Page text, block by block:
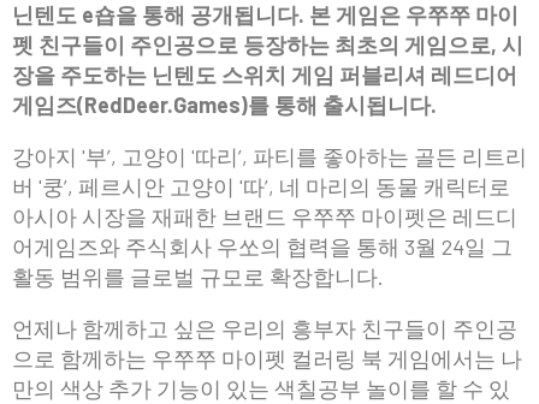
닌텐도 e숍을 통해 공개됩니다. 본 게임은 우쭈쭈 마이
펫 친구들이 주인공으로 등장하는 최초의 게임으로, 시
장을 주도하는 닌텐도 스위치 게임 퍼블리셔 레드디어
게임즈(RedDeer.Games)를 통해 출시됩니다.
강아지 '부’, 고양이 '따리’, 파티를 좋아하는 골든 리트리
버 '쿵’, 페르시안 고양이 '따’, 네 마리의 동물 캐릭터로
아시아 시장을 재패한 브랜드 우쭈쭈 마이펫은 레드디
어게임즈와 주식회사 우쏘의 협력을 통해 3월 24일 그
활동 범위를 글로벌 규모로 확장합니다.
언제나 함께하고 싶은 우리의 흥부자 친구들이 주인공
으로 함께하는 우쭈쭈 마이펫 컬러링 북 게임에서는 나
만의 색상 추가 기능이 있는 색칠공부 놀이를 할 수 있